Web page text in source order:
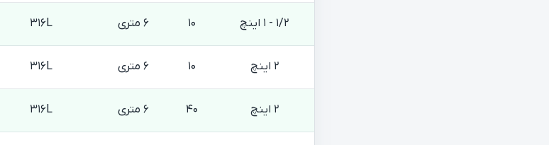
1/2 - 1 اینچ 10 6 متری 316L
2 اینچ 10 6 متری 316L
2 اینچ 40 6 متری 316L